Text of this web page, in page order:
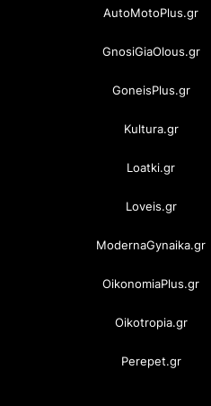
AutoMotoPlus.gr
GnosiGiaOlous.gr
GoneisPlus.gr
Kultura.gr
Loatki.gr
Loveis.gr
ModernaGynaika.gr
OikonomiaPlus.gr
Oikotropia.gr
Perepet.gr